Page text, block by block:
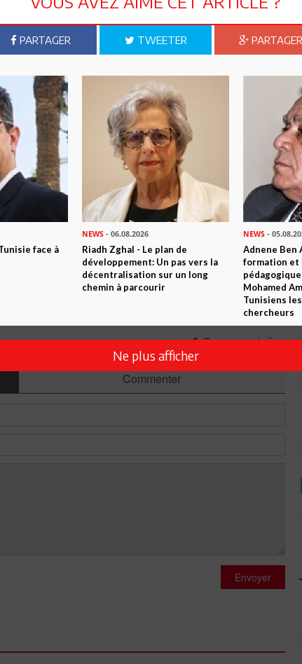
exactement avec le moment de retour de plusieurs
dérangements créés par l’avant et l’après de
un tel événement. Notre association a participé
de capacité d’accueil de ce site. Cette étude montre que
strictement encadrés et selon des périodes et conditions
à la tombée de la nuit. »
naturelles, comme elle figure dans la constitution
»
ami Imprimer
PARTAGEZ-LE AVEC VOS AMIS !
ABONNEZ-VOUS
CET ARTICLE
1Commentaire
Commenter
Envoyer
PARTAGER TWEETER PARTAGER
face à
NEWS - 06.08.2026
Riadh Zghal - Le plan de
développement: Un pas vers la
décentralisation sur un long
chemin à parcourir
NEWS-
Adnene Ben
formation et
Mohamed
Tunisiens
chercheurs
Ne plus afficher